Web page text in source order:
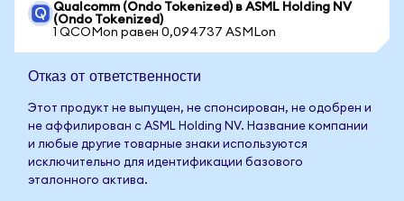
Qualcomm (Ondo Tokenized) в ASML Holding NV
(Ondo Tokenized)
1 QCOMon равен 0,094737 ASMLon
Отказ от ответственности
Этот продукт не выпущен, не спонсирован, не одобрен и
не аффилирован с ASML Holding NV. Название компании
и любые другие товарные знаки используются
исключительно для идентификации базового
эталонного актива.